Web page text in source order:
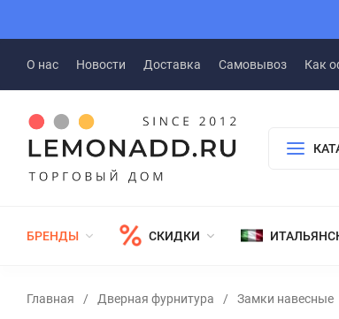
О нас Новости Доставка Самовывоз Как
БРЕНДЫ СКИДКИ
Главная / Дверная фурнитура / Замки навесные